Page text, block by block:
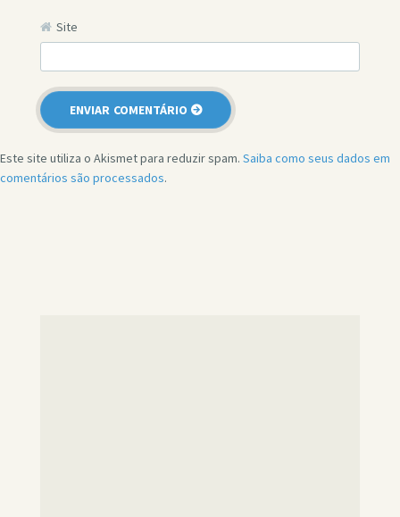
Site
Este site utiliza o Akismet para reduzir spam. Saiba como seus dados em
comentários são processados.